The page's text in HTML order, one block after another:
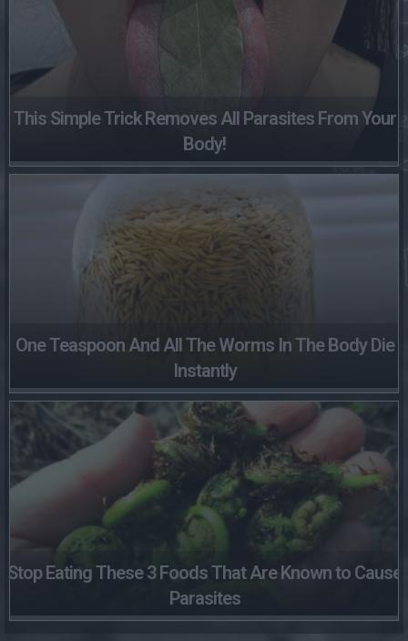
This Simple Trick Removes All Parasites From Your
Body!
One Teaspoon And All The Worms In The Body Die
Instantly
Stop Eating These 3 Foods That Are Known to Cause
Parasites